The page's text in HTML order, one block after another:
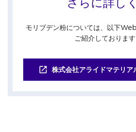
モリブデン粉については、以下
ご紹介しております
株式会社アライドマテリ